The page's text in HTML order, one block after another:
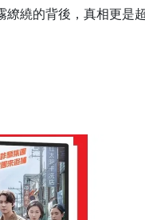
繞的背後，真相更是